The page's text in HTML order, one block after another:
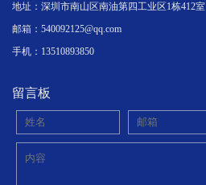
地址：深圳市南山区南油第四工业区1栋412室
邮箱：540092125@qq.com
手机：13510893850
留言板